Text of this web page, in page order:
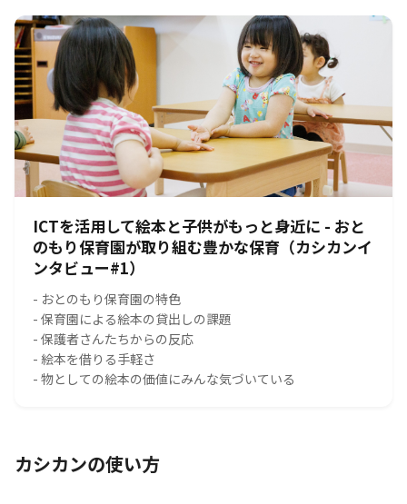
ICTを活用して絵本と子供がもっと身近に - おと
のもり保育園が取り組む豊かな保育（カシカンイ
ンタビュー#1）
- おとのもり保育園の特色
- 保育園による絵本の貸出しの課題
- 保護者さんたちからの反応
- 絵本を借りる手軽さ
- 物としての絵本の価値にみんな気づいている
カシカンの使い方